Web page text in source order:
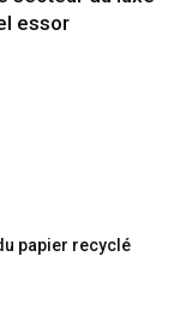
essor
papier recyclé